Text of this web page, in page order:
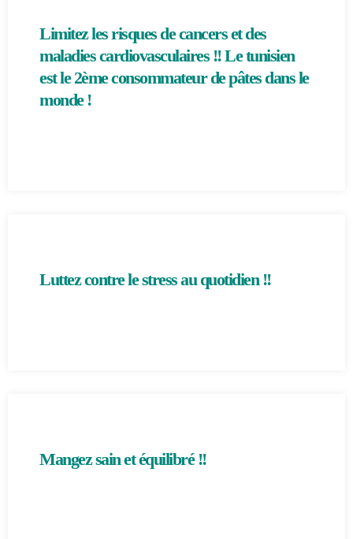
Limitez les risques de cancers et des
maladies cardiovasculaires !! Le tunisien
est le 2ème consommateur de pâtes dans le
monde !
Luttez contre le stress au quotidien !!
Mangez sain et équilibré !!